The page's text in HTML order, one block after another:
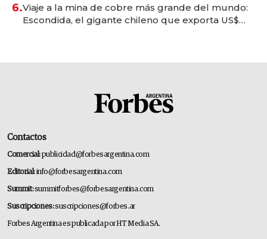
6.Viaje a la mina de cobre más grande del mundo:
Escondida, el gigante chileno que exporta US$
Contactos
Comercial:publicidad@forbesargentina.com
Editorial:info@forbesargentina.com
Summit:summitforbes@forbesargentina.com
Suscripciones:suscripciones@forbes.ar
Forbes Argentina es publicada por HT Media SA.